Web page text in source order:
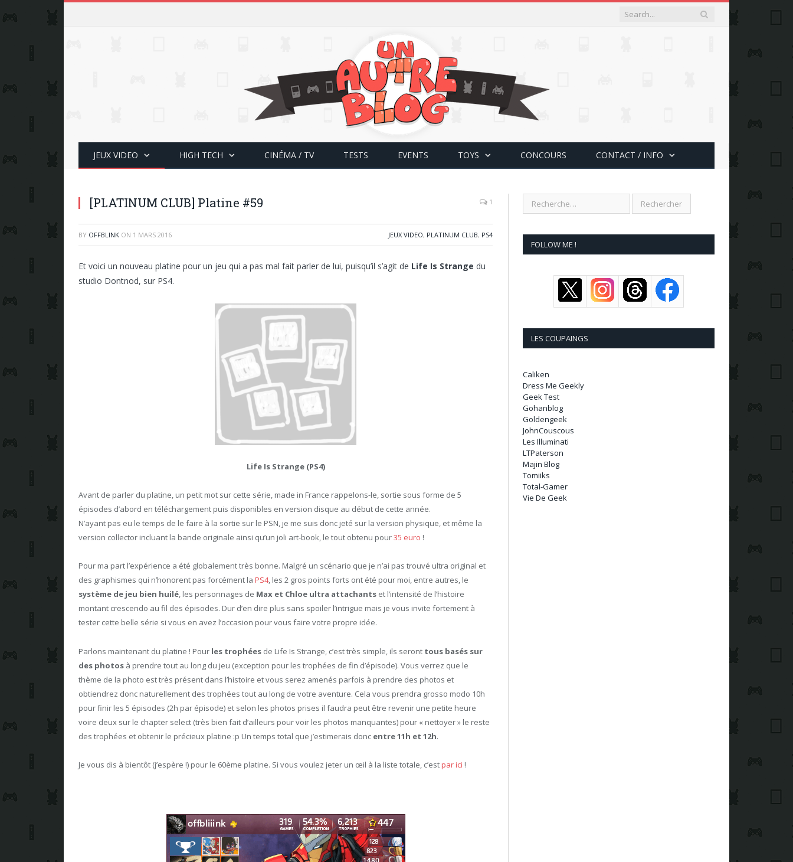
JEUX VIDEO HIGH TECH CINÉMA / TV TESTS EVENTS TOYS CONCOURS CONTACT / INFO
[PLATINUM CLUB] Platine #59 1
BY OFFBLINK ON 1 MARS 2016 JEUX VIDEO, PLATINUM CLUB, PS4
Et voici un nouveau platine pour un jeu qui a pas mal fait parler de lui, puisqu’il s’agit de Life Is Strange du
studio Dontnod, sur PS4.
Life Is Strange (PS4)
Avant de parler du platine, un petit mot sur cette série, made in France rappelons-le, sortie sous forme de 5
épisodes d’abord en téléchargement puis disponibles en version disque au début de cette année.
N’ayant pas eu le temps de le faire à la sortie sur le PSN, je me suis donc jeté sur la version physique, et même la
version collector incluant la bande originale ainsi qu’un joli art-book, le tout obtenu pour35 euro !
Pour ma part l’expérience a été globalement très bonne. Malgré un scénario que je n’ai pas trouvé ultra original et
des graphismes qui n’honorent pas forcément la PS4, les 2 gros points forts ont été pour moi, entre autres, le
système de jeu bien huilé, les personnages de Max et Chloe ultra attachants et l’intensité de l’histoire
montant crescendo au fil des épisodes. Dur d’en dire plus sans spoiler l’intrigue mais je vous invite fortement à
tester cette belle série si vous en avez l’occasion pour vous faire votre propre idée.
Parlons maintenant du platine ! Pour les trophées de Life Is Strange, c’est très simple, ils seront tous basés sur
des photos à prendre tout au long du jeu (exception pour les trophées de fin d’épisode). Vous verrez que le
thème de la photo est très présent dans l’histoire et vous serez amenés parfois à prendre des photos et
obtiendrez donc naturellement des trophées tout au long de votre aventure. Cela vous prendra grosso modo 10h
pour finir les 5 épisodes (2h par épisode) et selon les photos prises il faudra peut être revenir une petite heure
voire deux sur le chapter select (très bien fait d’ailleurs pour voir les photos manquantes) pour « nettoyer » le reste
des trophées et obtenir le précieux platine :p Un temps total que j’estimerais donc entre 11h et 12h.
Je vous dis à bientôt (j’espère !) pour le 60ème platine. Si vous voulez jeter un œil à la liste totale, c’estpar ici !
FOLLOW ME !
LES COUPAINGS
Caliken
Dress Me Geekly
Geek Test
Gohanblog
Goldengeek
JohnCouscous
Les Illuminati
LTPaterson
Majin Blog
Tomiiks
Total-Gamer
Vie De Geek